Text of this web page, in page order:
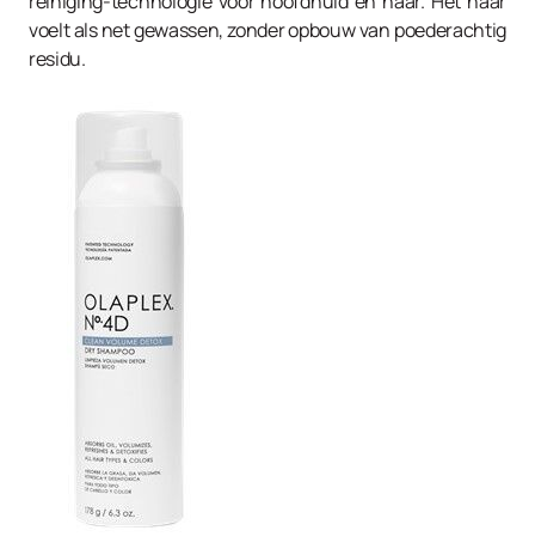
voelt als net gewassen, zonder opbouw van poederachtig
residu.